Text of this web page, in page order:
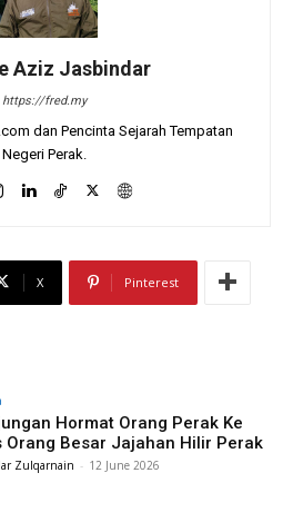
Aziz Jasbindar
https://fred.my
dan Pencinta Sejarah Tempatan
Negeri Perak.
X Pinterest
Hormat Orang Perak Ke
Orang Besar Jajahan Hilir Perak
Zulqarnain - 12 June 2026